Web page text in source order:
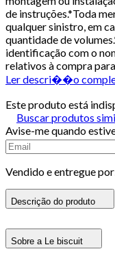
de instruções.*Toda
qualquer sinistro, em
quantidade de
identificação com o
relativos à compra
Ler descri��o
Este produto está
Buscar produtos
Avise-me quando
Vendido e entregue
Descrição do produto
Sobre a Le biscuit